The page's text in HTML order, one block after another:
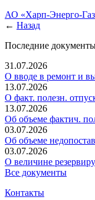
АО «Харп-Энерго-
← Назад
Последние
31.07.2026
О вводе в ремонт и
13.07.2026
О факт. полезн.
13.07.2026
Об объеме фактич.
03.07.2026
Об объеме
03.07.2026
О величине
Все документы
Контакты